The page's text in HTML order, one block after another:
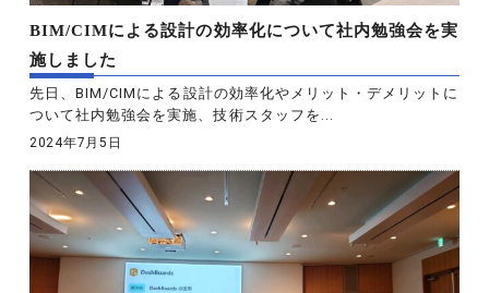
BIM/CIMによる設計の効率化について社内勉強会を実
施しました
先日、BIM/CIMによる設計の効率化やメリット・デメリットに
ついて社内勉強会を実施、技術スタッフを...
2024年7月5日